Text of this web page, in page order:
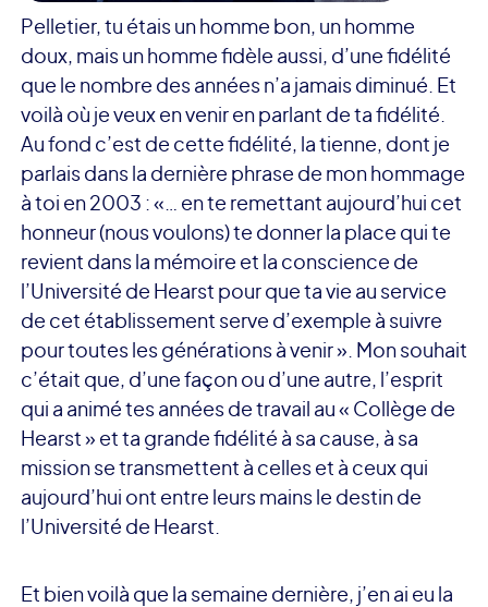
Pelletier, tu étais un homme bon, un homme
doux, mais un homme fidèle aussi, d’une fidélité
que le nombre des années n’a jamais diminué. Et
voilà où je veux en venir en parlant de ta fidélité.
Au fond c’est de cette fidélité, la tienne, dont je
parlais dans la dernière phrase de mon hommage
à toi en 2003 : «… en te remettant aujourd’hui cet
honneur (nous voulons) te donner la place qui te
revient dans la mémoire et la conscience de
l’Université de Hearst pour que ta vie au service
de cet établissement serve d’exemple à suivre
pour toutes les générations à venir ». Mon souhait
c’était que, d’une façon ou d’une autre, l’esprit
qui a animé tes années de travail au « Collège de
Hearst » et ta grande fidélité à sa cause, à sa
mission se transmettent à celles et à ceux qui
aujourd’hui ont entre leurs mains le destin de
l’Université de Hearst.
Et bien voilà que la semaine dernière, j’en ai eu la